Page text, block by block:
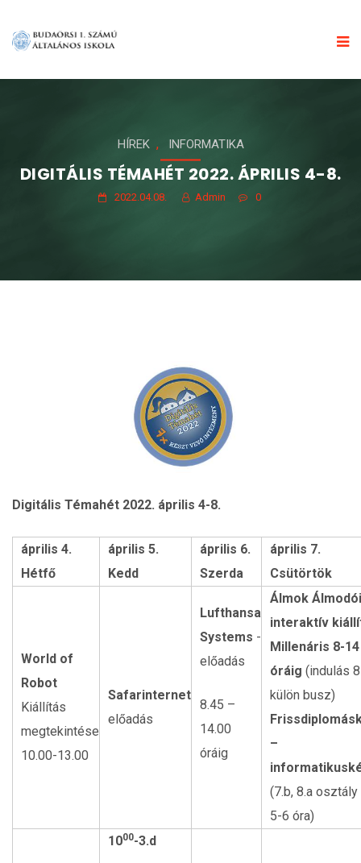
HÍREK , INFORMATIKA
DIGITÁLIS TÉMAHÉT 2022. ÁPRILIS 4-8.
2022.04.08. Admin 0
Digitális Témahét 2022. április 4-8.
április 4.
Hétfő
április 5.
Kedd
április 6.
Szerda
április 7.
Csütörtök
World of
Robot
Kiállítás
megtekintése
10.00-13.00
Safarinternet
előadás
Lufthansa
Systems -
előadás
8.45 –
14.00
óráig
Álmok Álmodói
interaktív
Millenáris 8-14
óráig (indulás
külön busz)
–
(7.b, 8.a osztály
5-6 óra)
1000-3.d